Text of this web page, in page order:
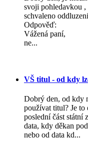
svoji pohledavkou
schvaleno
Odpověď:
Vážená paní,
ne...
VŠ titul - od kdy
Dobrý den, od kdy
používat titul? Je
poslední část státní
data, kdy děkan
nebo od data kd...